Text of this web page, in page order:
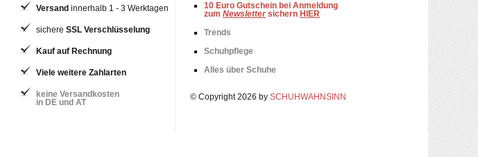
Versand innerhalb 1 - 3 Werktagen
sichere SSL Verschlüsselung
Kauf auf Rechnung
Viele weitere Zahlarten
keine Versandkosten
in DE und AT
10 Euro Gutschein bei Anmeldung
zum Newsletter sichern HIER
Trends
Schuhpflege
Alles über Schuhe
© Copyright 2026 by SCHUHWAHNSINN